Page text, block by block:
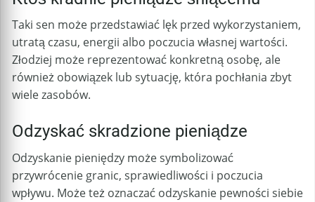
Taki sen może przedstawiać lęk przed wykorzystaniem,
utratą czasu, energii albo poczucia własnej wartości.
Złodziej może reprezentować konkretną osobę, ale
również obowiązek lub sytuację, która pochłania zbyt
wiele zasobów.
Odzyskać skradzione pieniądze
Odzyskanie pieniędzy może symbolizować
przywrócenie granic, sprawiedliwości i poczucia
wpływu. Może też oznaczać odzyskanie pewności siebie